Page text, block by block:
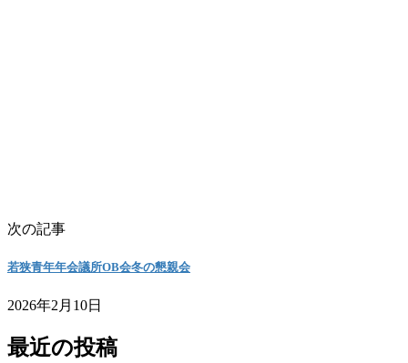
次の記事
若狭青年年会議所OB会冬の懇親会
2026年2月10日
最近の投稿